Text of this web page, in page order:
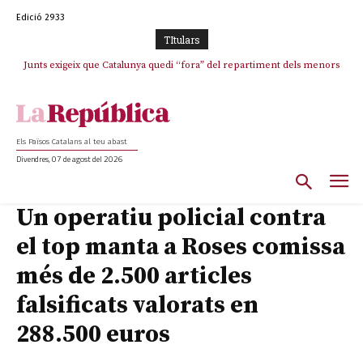
Edició 2933
TItulars
Junts exigeix que Catalunya quedi “fora” del repartiment dels menors
Junqueras demana a l’Estat que assumeixi “responsabilitats” pel “drama
Els Països Catalans al teu abast
Divendres, 07 de agost del 2026
Un operatiu policial contra
el top manta a Roses comissa
més de 2.500 articles
falsificats valorats en
288.500 euros